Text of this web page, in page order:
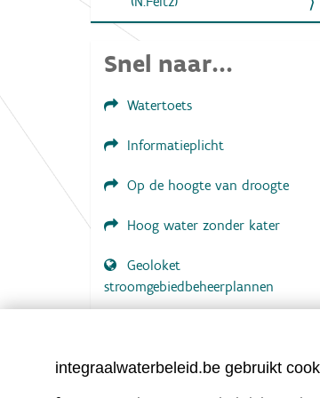
Snel naar...
Watertoets
Informatieplicht
Op de hoogte van droogte
Hoog water zonder kater
Geoloket
stroomgebiedbeheerplannen
integraalwaterbeleid.be gebruikt